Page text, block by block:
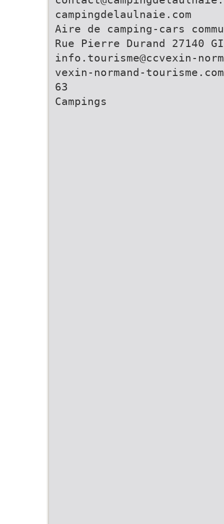
campingdelaulnaie.com
Aire de camping-cars
Rue Pierre Durand 27140
info.tourisme@ccvexin-
vexin-normand-tourisme.com
63
Campings